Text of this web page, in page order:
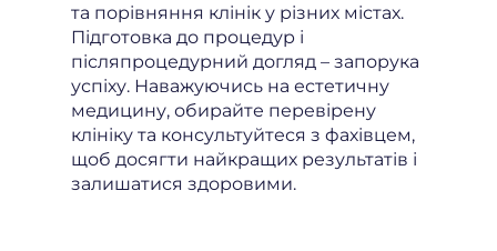
та порівняння клінік у різних містах.
Підготовка до процедур і
післяпроцедурний догляд – запорука
успіху. Наважуючись на естетичну
медицину, обирайте перевірену
клініку та консультуйтеся з фахівцем,
щоб досягти найкращих результатів і
залишатися здоровими.